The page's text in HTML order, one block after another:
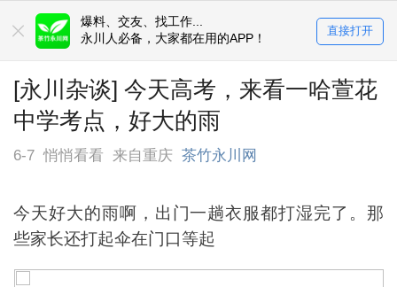
爆料、交友、找工作...
永川人必备，大家都在用的APP！
直接打开
[永川杂谈] 今天高考，来看一哈萱花
中学考点，好大的雨
6-7 悄悄看看 来自重庆 茶竹永川网
今天好大的雨啊，出门一趟衣服都打湿完了。那
些家长还打起伞在门口等起